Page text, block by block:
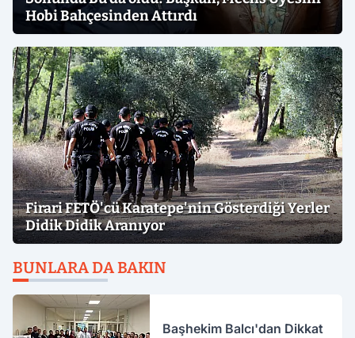
Hobi Bahçesinden Attırdı
Firari FETÖ'cü Karatepe'nin Gösterdiği Yerler
Didik Didik Aranıyor
BUNLARA DA BAKIN
Başhekim Balcı'dan Dikkat